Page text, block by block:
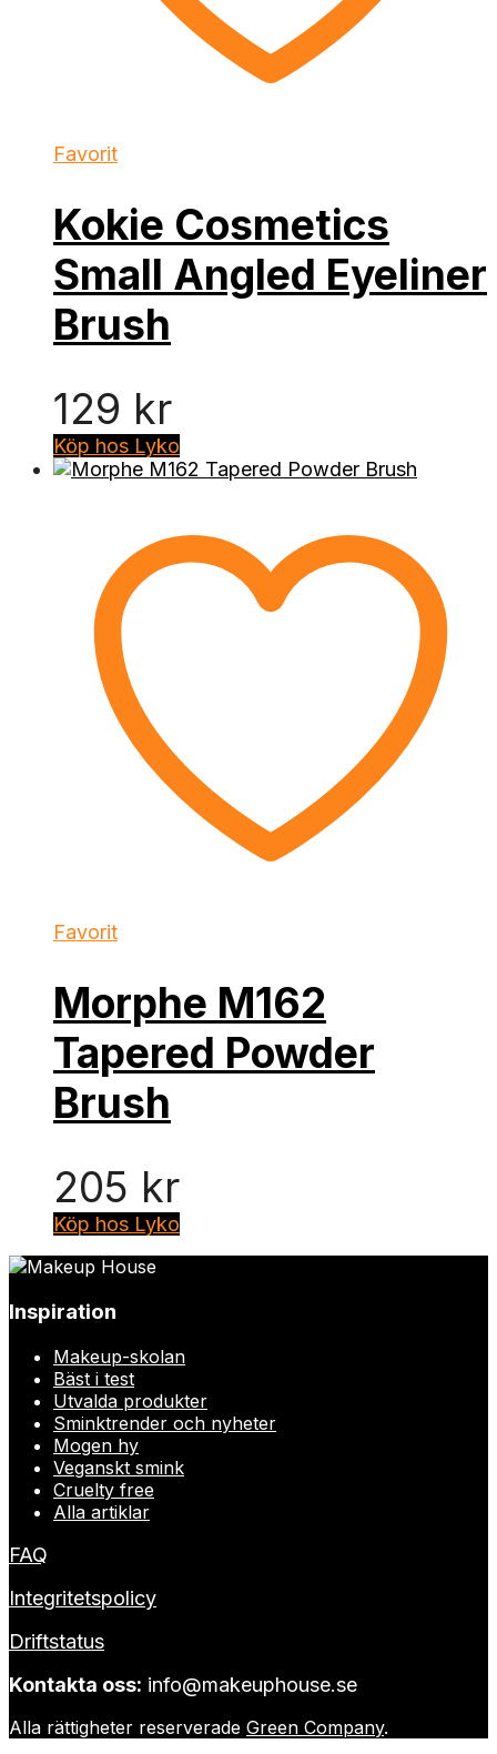
Favorit
Kokie Cosmetics
Small Angled Eyeliner
Brush
129 kr
Köp hos Lyko
Favorit
Morphe M162
Tapered Powder
Brush
205 kr
Köp hos Lyko
Inspiration
Makeup-skolan
Bäst i test
Utvalda produkter
Sminktrender och nyheter
Mogen hy
Veganskt smink
Cruelty free
Alla artiklar
FAQ
Integritetspolicy
Driftstatus
Kontakta oss: info@makeuphouse.se
Alla rättigheter reserverade Green Company.